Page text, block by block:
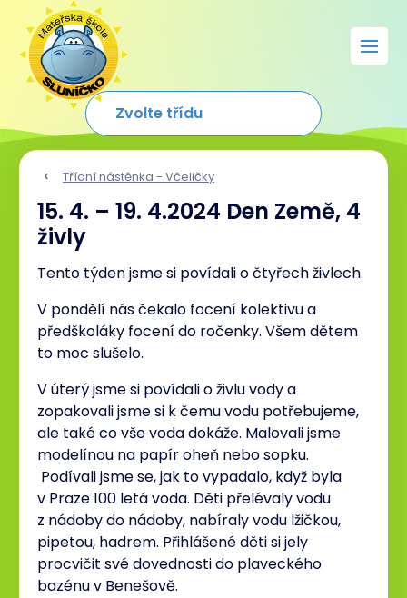
Třídní nástěnka - Včeličky
15. 4. – 19. 4.2024 Den Země, 4
živly
Tento týden jsme si povídali o čtyřech živlech.
V pondělí nás čekalo focení kolektivu a
předškoláky focení do ročenky. Všem dětem
to moc slušelo.
V úterý jsme si povídali o živlu vody a
zopakovali jsme si k čemu vodu potřebujeme,
ale také co vše voda dokáže. Malovali jsme
modelínou na papír oheň nebo sopku.
Podívali jsme se, jak to vypadalo, když byla
v Praze 100 letá voda. Děti přelévaly vodu
z nádoby do nádoby, nabíraly vodu lžičkou,
pipetou, hadrem. Přihlášené děti si jely
procvičit své dovednosti do plaveckého
bazénu v Benešově.